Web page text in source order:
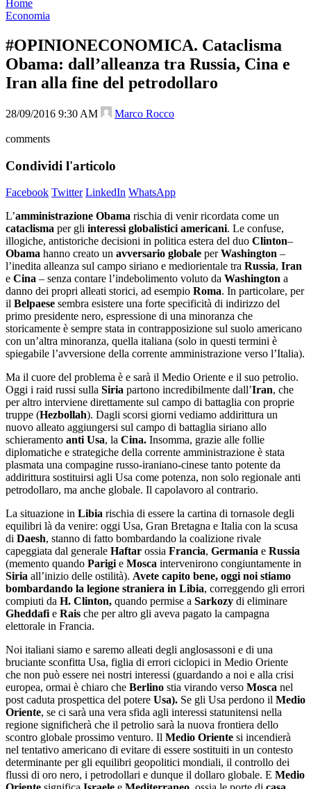
Home
Economia
#OPINIONECONOMICA. Cataclisma
Obama: dall’alleanza tra Russia, Cina e
Iran alla fine del petrodollaro
28/09/2016 9:30 AM Marco Rocco
comments
Condividi l'articolo
Facebook Twitter LinkedIn WhatsApp
L’amministrazione Obama rischia di venir ricordata come un
cataclisma per gli interessi globalistici americani. Le confuse,
illogiche, antistoriche decisioni in politica estera del duo Clinton–
Obama hanno creato un avversario globale perWashington –
l’inedita alleanza sul campo siriano e mediorientale tra Russia, Iran
e Cina – senza contare l’indebolimento voluto da Washington a
danno dei propri alleati storici, ad esempio Roma. In particolare, per
il Belpaese sembra esistere una forte specificità di indirizzo del
primo presidente nero, espressione di una minoranza che
storicamente è sempre stata in contrapposizione sul suolo americano
con un’altra minoranza, quella italiana (solo in questi termini è
spiegabile l’avversione della corrente amministrazione verso l’Italia).
Ma il cuore del problema è e sarà il Medio Oriente e il suo petrolio.
Oggi i raid russi sulla Siria partono incredibilmente dall’Iran, che
per altro interviene direttamente sul campo di battaglia con proprie
truppe (Hezbollah). Dagli scorsi giorni vediamo addirittura un
nuovo alleato aggiungersi sul campo di battaglia siriano allo
schieramento anti Usa, la Cina. Insomma, grazie alle follie
diplomatiche e strategiche della corrente amministrazione è stata
plasmata una compagine russo-iraniano-cinese tanto potente da
addirittura sostituirsi agli Usa come potenza, non solo regionale anti
petrodollaro, ma anche globale. Il capolavoro al contrario.
La situazione in Libia rischia di essere la cartina di tornasole degli
equilibri là da venire: oggi Usa, Gran Bretagna e Italia con la scusa
di Daesh, stanno di fatto bombardando la coalizione rivale
capeggiata dal generale Haftar ossia Francia, Germania e Russia
(memento quando Parigi e Mosca intervenirono congiuntamente in
Siria all’inizio delle ostilità). Avete capito bene, oggi noi stiamo
bombardando la legione straniera in Libia, correggendo gli errori
compiuti da H. Clinton, quando permise a Sarkozy di eliminare
Gheddafi e Rais che per altro gli aveva pagato la campagna
elettorale in Francia.
Noi italiani siamo e saremo alleati degli anglosassoni e di una
bruciante sconfitta Usa, figlia di errori ciclopici in Medio Oriente
che non può essere nei nostri interessi (guardando a noi e alla crisi
europea, ormai è chiaro che Berlino stia virando verso Mosca nel
post caduta prospettica del potere Usa). Se gli Usa perdono il Medio
Oriente, se ci sarà una vera sfida agli interessi statunitensi nella
regione significherà che il petrolio sarà la nuova frontiera dello
scontro globale prossimo venturo. Il Medio Oriente si incendierà
nel tentativo americano di evitare di essere sostituiti in un contesto
determinante per gli equilibri geopolitici mondiali, il controllo dei
flussi di oro nero, i petrodollari e dunque il dollaro globale. E Medio